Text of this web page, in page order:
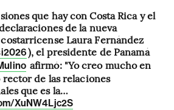
que hay con Costa Rica y el
de la nueva
Laura Fernández
), el presidente de Panamá
afirmó: "Yo creo mucho en
de las relaciones
que es la…
XuNW4Ljc2S